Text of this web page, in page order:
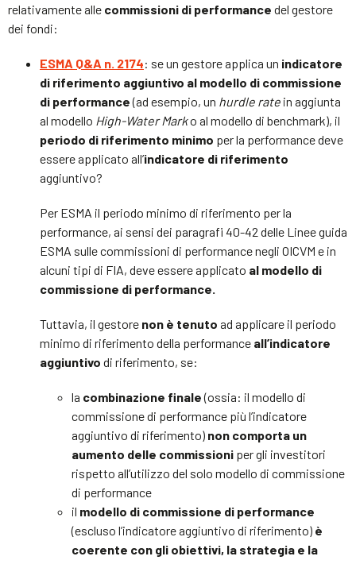
relativamente alle commissioni di performance del gestore
dei fondi:
ESMA Q&A n. 2174: se un gestore applica un indicatore
di riferimento aggiuntivo al modello di commissione
di performance(ad esempio, un hurdle rate in aggiunta
al modello High-Water Marko al modello di benchmark), il
periodo di riferimento minimo per la performance deve
essere applicato all’indicatore di riferimento
aggiuntivo?
Per ESMA il periodo minimo di riferimento per la
performance, ai sensi dei paragrafi 40-42 delle Linee guida
ESMA sulle commissioni di performance negli OICVM e in
alcuni tipi di FIA, deve essere applicato al modello di
commissione di performance.
Tuttavia, il gestore non è tenuto ad applicare il periodo
minimo di riferimento della performance all’indicatore
aggiuntivo di riferimento, se:
la combinazione finale(ossia: il modello di
commissione di performance più l’indicatore
aggiuntivo di riferimento) non comporta un
aumento delle commissioni per gli investitori
rispetto all’utilizzo del solo modello di commissione
di performance
il modello di commissione di performance
(escluso l’indicatore aggiuntivo di riferimento) è
coerente con gli obiettivi, la strategia e la